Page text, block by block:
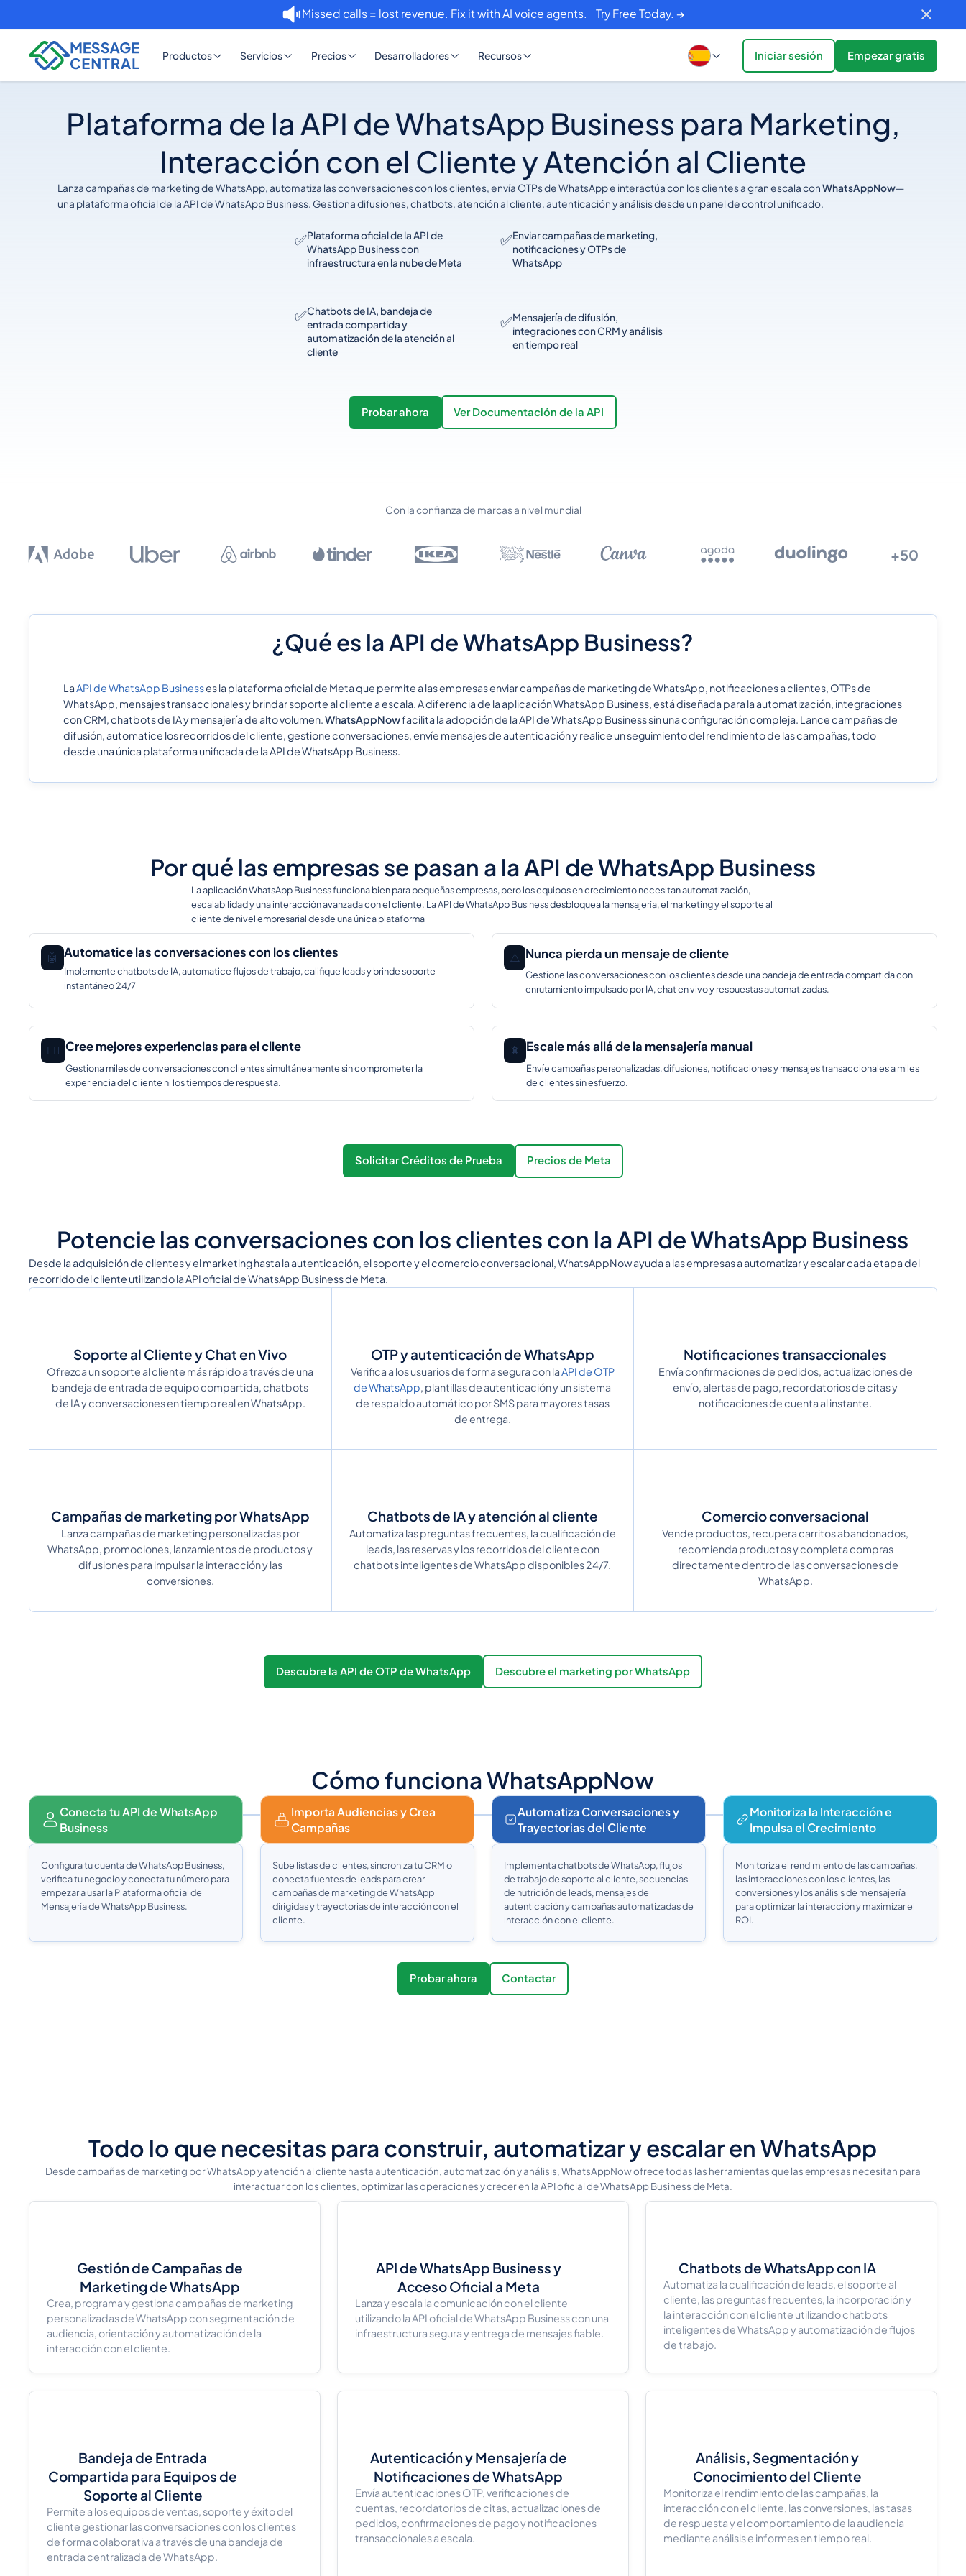
Missed calls = lost revenue. Fix it with AI voice agents. Try Free Today. →
Productos Servicios Precios Desarrolladores Recursos Iniciar sesión Empezar gratis
Plataforma de la API de WhatsApp Business para Marketing,
Interacción con el Cliente y Atención al Cliente
Lanza campañas de marketing de WhatsApp, automatiza las conversaciones con los clientes, envía OTPs de WhatsApp e interactúa con los clientes a gran escala conWhatsAppNow—
una plataforma oficial de la API de WhatsApp Business. Gestiona difusiones, chatbots, atención al cliente, autenticación y análisis desde un panel de control unificado.
✅Plataforma oficial de la API de
WhatsApp Business con
infraestructura en la nube de Meta
✅Enviar campañas de marketing,
notificaciones y OTPs de
WhatsApp
✅Chatbots de IA, bandeja de
entrada compartida y
automatización de la atención al
cliente
✅Mensajería de difusión,
integraciones con CRM y análisis
en tiempo real
Probar ahora Ver Documentación de la API
Con la confianza de marcas a nivel mundial
+50
¿Qué es la API de WhatsApp Business?
LaAPI de WhatsApp Businesses la plataforma oficial de Meta que permite a las empresas enviar campañas de marketing de WhatsApp, notificaciones a clientes, OTPs de
WhatsApp, mensajes transaccionales y brindar soporte al cliente a escala. A diferencia de la aplicación WhatsApp Business, está diseñada para la automatización, integraciones
con CRM, chatbots de IA y mensajería de alto volumen.WhatsAppNowfacilita la adopción de la API de WhatsApp Business sin una configuración compleja. Lance campañas de
difusión, automatice los recorridos del cliente, gestione conversaciones, envíe mensajes de autenticación y realice un seguimiento del rendimiento de las campañas, todo
desde una única plataforma unificada de la API de WhatsApp Business.
Por qué las empresas se pasan a la API de WhatsApp Business
La aplicación WhatsApp Business funciona bien para pequeñas empresas, pero los equipos en crecimiento necesitan automatización,
escalabilidad y una interacción avanzada con el cliente. La API de WhatsApp Business desbloquea la mensajería, el marketing y el soporte al
cliente de nivel empresarial desde una única plataforma
🤖 Automatice las conversaciones con los clientes
Implemente chatbots de IA, automatice flujos de trabajo, califique leads y brinde soporte
instantáneo 24/7
⚠️ Nunca pierda un mensaje de cliente
Gestione las conversaciones con los clientes desde una bandeja de entrada compartida con
enrutamiento impulsado por IA, chat en vivo y respuestas automatizadas.
🕵️‍♂️ Cree mejores experiencias para el cliente
Gestiona miles de conversaciones con clientes simultáneamente sin comprometer la
experiencia del cliente ni los tiempos de respuesta.
📵 Escale más allá de la mensajería manual
Envíe campañas personalizadas, difusiones, notificaciones y mensajes transaccionales a miles
de clientes sin esfuerzo.
Solicitar Créditos de Prueba Precios de Meta
Potencie las conversaciones con los clientes con la API de WhatsApp Business
Desde la adquisición de clientes y el marketing hasta la autenticación, el soporte y el comercio conversacional, WhatsAppNow ayuda a las empresas a automatizar y escalar cada etapa del
recorrido del cliente utilizando la API oficial de WhatsApp Business de Meta.
Soporte al Cliente y Chat en Vivo
Ofrezca un soporte al cliente más rápido a través de una
bandeja de entrada de equipo compartida, chatbots
de IA y conversaciones en tiempo real en WhatsApp.
OTP y autenticación de WhatsApp
Verifica a los usuarios de forma segura con laAPI de OTP
de WhatsApp, plantillas de autenticación y un sistema
de respaldo automático por SMS para mayores tasas
de entrega.
Notificaciones transaccionales
Envía confirmaciones de pedidos, actualizaciones de
envío, alertas de pago, recordatorios de citas y
notificaciones de cuenta al instante.
Campañas de marketing por WhatsApp
Lanza campañas de marketing personalizadas por
WhatsApp, promociones, lanzamientos de productos y
difusiones para impulsar la interacción y las
conversiones.
Chatbots de IA y atención al cliente
Automatiza las preguntas frecuentes, la cualificación de
leads, las reservas y los recorridos del cliente con
chatbots inteligentes de WhatsApp disponibles 24/7.
Comercio conversacional
Vende productos, recupera carritos abandonados,
recomienda productos y completa compras
directamente dentro de las conversaciones de
WhatsApp.
Descubre la API de OTP de WhatsApp Descubre el marketing por WhatsApp
Cómo funciona WhatsAppNow
Conecta tu API de WhatsApp
Business
Configura tu cuenta de WhatsApp Business,
verifica tu negocio y conecta tu número para
empezar a usar la Plataforma oficial de
Mensajería de WhatsApp Business.
Importa Audiencias y Crea
Campañas
Sube listas de clientes, sincroniza tu CRM o
conecta fuentes de leads para crear
campañas de marketing de WhatsApp
dirigidas y trayectorias de interacción con el
cliente.
Automatiza Conversaciones y
Trayectorias del Cliente
Implementa chatbots de WhatsApp, flujos
de trabajo de soporte al cliente, secuencias
de nutrición de leads, mensajes de
autenticación y campañas automatizadas de
interacción con el cliente.
Monitoriza la Interacción e
Impulsa el Crecimiento
Monitoriza el rendimiento de las campañas,
las interacciones con los clientes, las
conversiones y los análisis de mensajería
para optimizar la interacción y maximizar el
ROI.
Probar ahora Contactar
Todo lo que necesitas para construir, automatizar y escalar en WhatsApp
Desde campañas de marketing por WhatsApp y atención al cliente hasta autenticación, automatización y análisis, WhatsAppNow ofrece todas las herramientas que las empresas necesitan para
interactuar con los clientes, optimizar las operaciones y crecer en la API oficial de WhatsApp Business de Meta.
Gestión de Campañas de
Marketing de WhatsApp
Crea, programa y gestiona campañas de marketing
personalizadas de WhatsApp con segmentación de
audiencia, orientación y automatización de la
interacción con el cliente.
API de WhatsApp Business y
Acceso Oficial a Meta
Lanza y escala la comunicación con el cliente
utilizando la API oficial de WhatsApp Business con una
infraestructura segura y entrega de mensajes fiable.
Chatbots de WhatsApp con IA
Automatiza la cualificación de leads, el soporte al
cliente, las preguntas frecuentes, la incorporación y
la interacción con el cliente utilizando chatbots
inteligentes de WhatsApp y automatización de flujos
de trabajo.
Bandeja de Entrada
Compartida para Equipos de
Soporte al Cliente
Permite a los equipos de ventas, soporte y éxito del
cliente gestionar las conversaciones con los clientes
de forma colaborativa a través de una bandeja de
entrada centralizada de WhatsApp.
Autenticación y Mensajería de
Notificaciones de WhatsApp
Envía autenticaciones OTP, verificaciones de
cuentas, recordatorios de citas, actualizaciones de
pedidos, confirmaciones de pago y notificaciones
transaccionales a escala.
Análisis, Segmentación y
Conocimiento del Cliente
Monitoriza el rendimiento de las campañas, la
interacción con el cliente, las conversiones, las tasas
de respuesta y el comportamiento de la audiencia
mediante análisis e informes en tiempo real.